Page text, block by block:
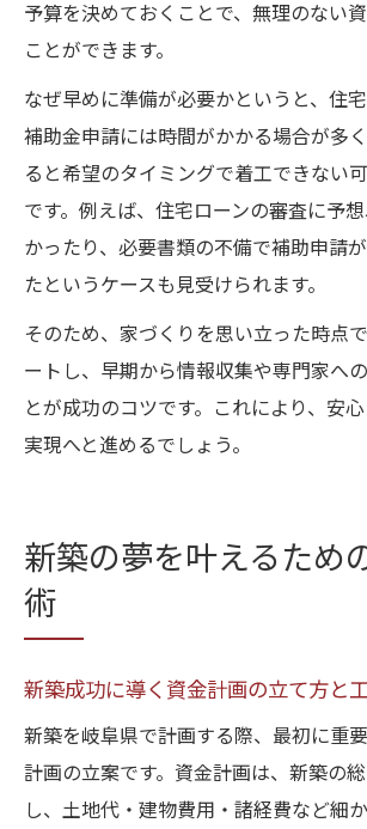
予算を決めておくことで、無理のない
ことができます。
なぜ早めに準備が必要かというと、住
補助金申請には時間がかかる場合が多
ると希望のタイミングで着工できない
です。例えば、住宅ローンの審査に予
かったり、必要書類の不備で補助申請
たというケースも見受けられます。
そのため、家づくりを思い立った時点
ートし、早期から情報収集や専門家へ
とが成功のコツです。これにより、安
実現へと進めるでしょう。
新築の夢を叶えるため
術
新築成功に導く資金計画の立て方と
新築を岐阜県で計画する際、最初に重
計画の立案です。資金計画は、新築の
し、土地代・建物費用・諸経費など細